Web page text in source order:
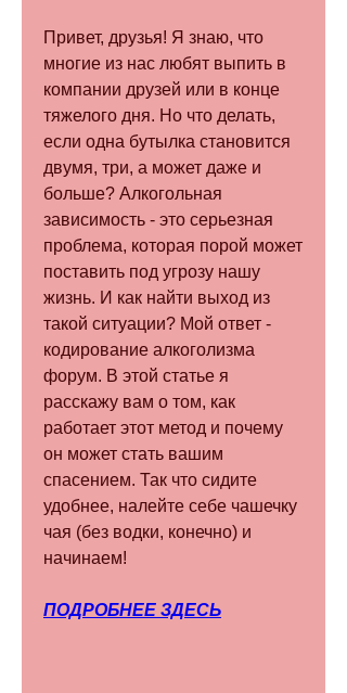
Привет, друзья! Я знаю, что
многие из нас любят выпить в
компании друзей или в конце
тяжелого дня. Но что делать,
если одна бутылка становится
двумя, три, а может даже и
больше? Алкогольная
зависимость - это серьезная
проблема, которая порой может
поставить под угрозу нашу
жизнь. И как найти выход из
такой ситуации? Мой ответ -
кодирование алкоголизма
форум. В этой статье я
расскажу вам о том, как
работает этот метод и почему
он может стать вашим
спасением. Так что сидите
удобнее, налейте себе чашечку
чая (без водки, конечно) и
начинаем!
ПОДРОБНЕЕ ЗДЕСЬ